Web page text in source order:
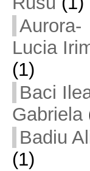
Aurora-
Lucia
(1)
Baci
Gabriela
Badiu
(1)